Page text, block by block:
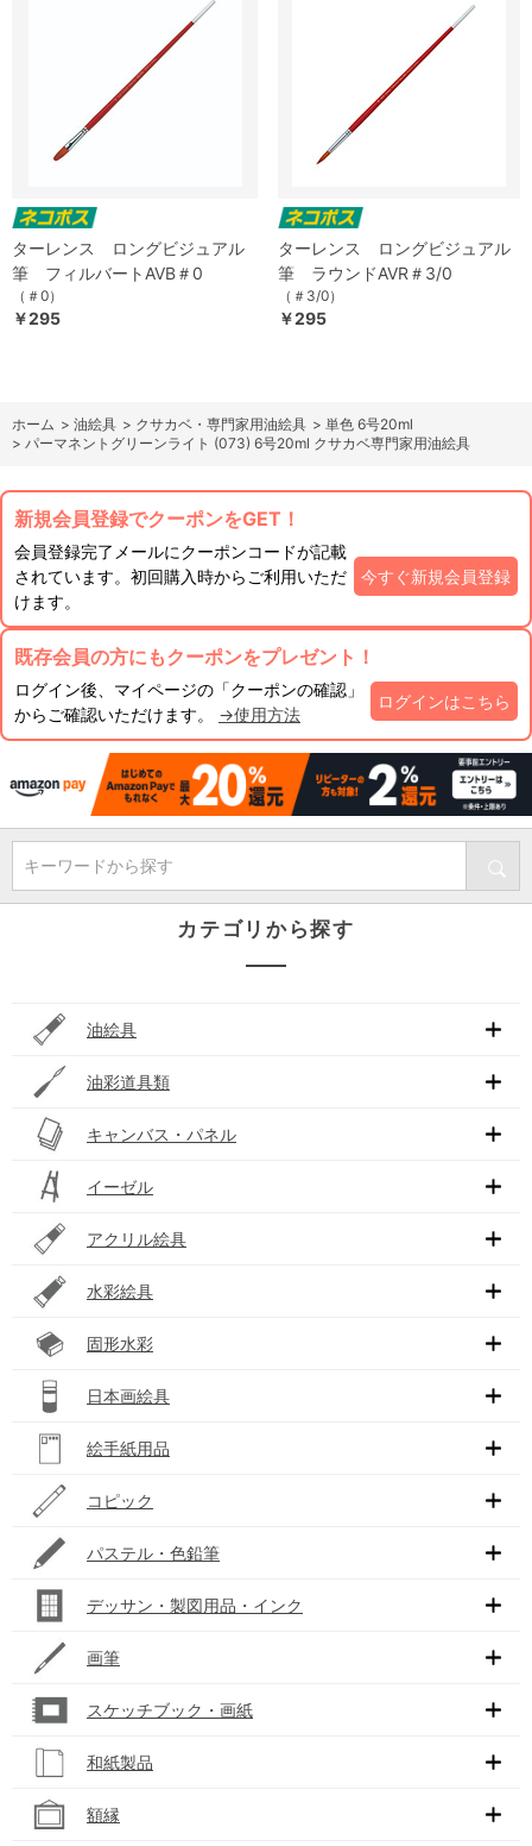
ターレンス ロングビジュアル
筆 フィルバートAVB＃0
（＃0）
￥295
ターレンス ロングビジュアル
筆 ラウンドAVR＃3/0
（＃3/0）
￥295
ホーム > 油絵具 > クサカベ・専門家用油絵具 > 単色 6号20ml
> パーマネントグリーンライト (073) 6号20ml クサカベ専門家用油絵具
新規会員登録でクーポンをGET！
会員登録完了メールにクーポンコードが記載
されています。初回購入時からご利用いただ
けます。
今すぐ新規会員登録
既存会員の方にもクーポンをプレゼント！
ログイン後、マイページの「クーポンの確認」
からご確認いただけます。 →使用方法
ログインはこちら
キーワードから探す
カテゴリから探す
油絵具
油彩道具類
キャンバス・パネル
イーゼル
アクリル絵具
水彩絵具
固形水彩
日本画絵具
絵手紙用品
コピック
パステル・色鉛筆
デッサン・製図用品・インク
画筆
スケッチブック・画紙
和紙製品
額縁